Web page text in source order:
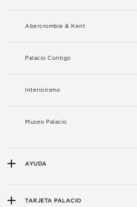
Abercrombie & Kent
Palacio Contigo
Interiorismo
Museo Palacio
AYUDA
TARJETA PALACIO